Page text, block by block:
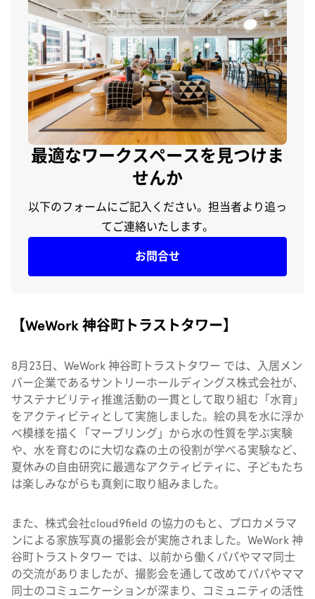
最適なワークスペースを見つけま
せんか
以下のフォームにご記入ください。担当者より追っ
てご連絡いたします。
お問合せ
【WeWork 神谷町トラストタワー】
8月23日、WeWork 神谷町トラストタワー では、入居メン
バー企業であるサントリーホールディングス株式会社が、
サステナビリティ推進活動の一貫として取り組む 「水育」
をアクティビティとして実施しました。絵の具を水に浮か
べ模様を描く「マーブリング」から水の性質を学ぶ実験
や、水を育むのに大切な森の土の役割が学べる実験など、
夏休みの自由研究に最適なアクティビティに、子どもたち
は楽しみながらも真剣に取り組みました。
また、 株式会社cloud9field の協力のもと、プロカメラマ
ンによる家族写真の撮影会が実施されました。WeWork 神
谷町トラストタワー では、以前から働くパパやママ同士
の交流がありましたが、撮影会を通して改めてパパやママ
同士のコミュニケーションが深まり、コミュニティの活性